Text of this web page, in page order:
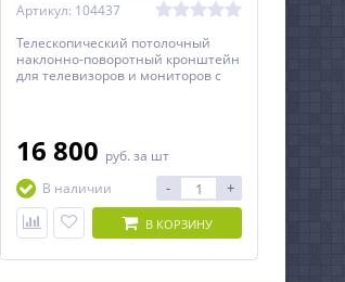
Артикул: 104437
Телескопический потолочный
наклонно-поворотный кронштейн
для телевизоров и мониторов с
16 800 руб. за шт
В наличии
- +
В КОРЗИНУ